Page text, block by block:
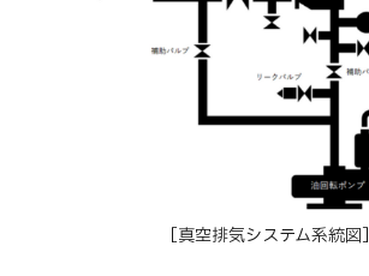
［真空排気システム系統図］